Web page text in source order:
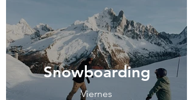
Snowboarding
Viernes